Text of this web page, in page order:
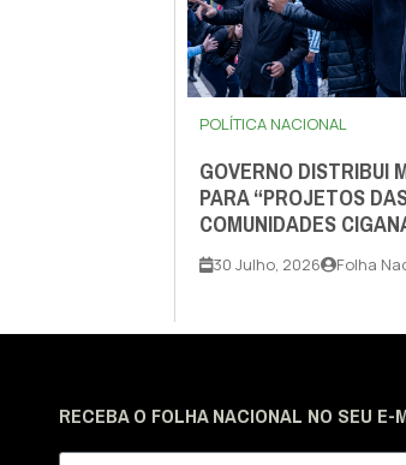
POLÍTICA NACIONAL
GOVERNO DISTRIBUI
PARA “PROJETOS
COMUNIDADES
30 Julho, 2026 Folha
RECEBA O FOLHA NACIONAL NO SEU E-